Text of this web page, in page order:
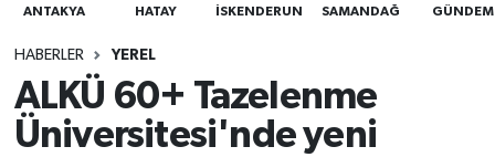
ANTAKYA HATAY İSKENDERUN SAMANDAĞ GÜNDEM
HABERLER YEREL
ALKÜ 60+ Tazelenme
Üniversitesi'nde yeni
Sağlık
Siyaset
Son Dakika Haberleri
Haber Arşivi